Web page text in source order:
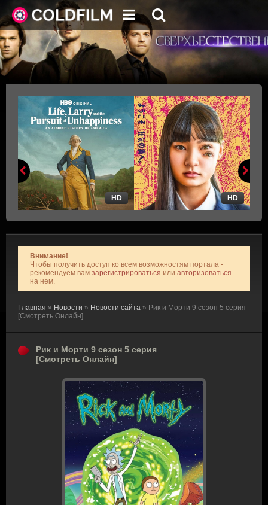
HD HD
Внимание!
Чтобы получить доступ ко всем возможностям портала -
рекомендуем вам зарегистрироваться или авторизоваться
на нем.
Главная » Новости » Новости сайта » Рик и Морти 9 сезон 5 серия
[Смотреть Онлайн]
Рик и Морти 9 сезон 5 серия
[Смотреть Онлайн]